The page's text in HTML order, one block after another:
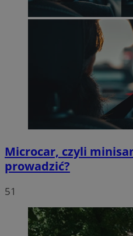
Microcar, czyli
prowadzić?
51